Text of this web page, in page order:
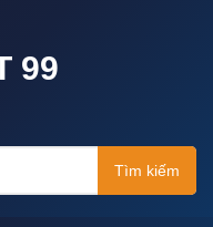
99
Tìm kiếm